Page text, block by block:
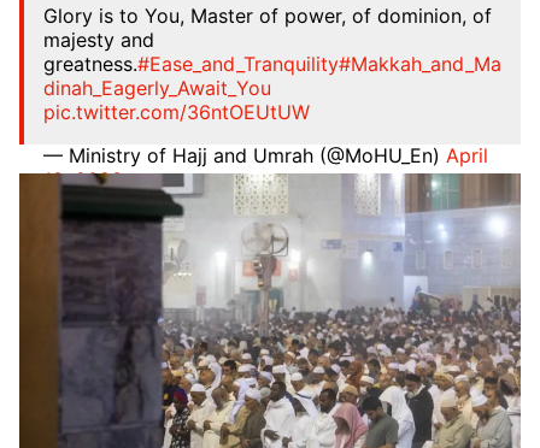
Glory is to You, Master of power, of dominion, of
majesty and
greatness.#Ease_and_Tranquility#Makkah_and_Ma
dinah_Eagerly_Await_You
pic.twitter.com/36ntOEUtUW
— Ministry of Hajj and Umrah (@MoHU_En) April
12, 2023